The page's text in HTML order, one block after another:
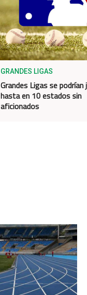
GRANDES LIGAS
Grandes Ligas se podrían
hasta en 10 estados sin
aficionados